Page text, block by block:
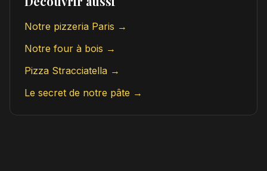
Notre pizzeria Paris →
Notre four à bois →
Pizza Stracciatella →
Le secret de notre pâte →